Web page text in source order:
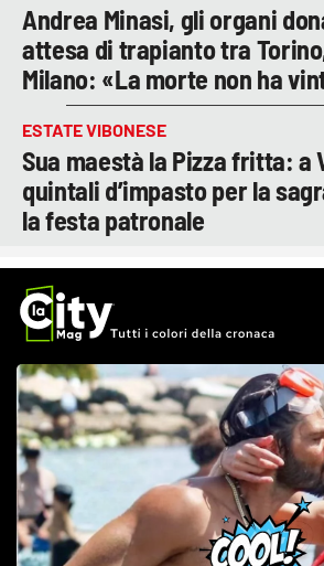
Andrea Minasi, gli organi
attesa di trapianto tra
Milano: «La morte non ha
ESTATE VIBONESE
Sua maestà la Pizza fritta: a
quintali d’impasto per la
la festa patronale